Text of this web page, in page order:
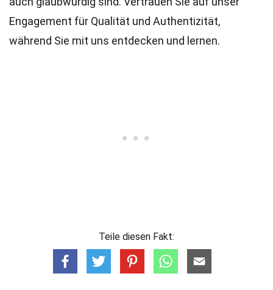
Engagement für Qualität und Authentizität,
während Sie mit uns entdecken und lernen.
Teile diesen Fakt: